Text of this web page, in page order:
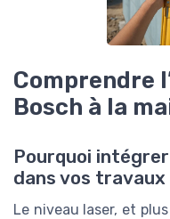
Comprendre
Bosch à la
Pourquoi
dans vos
Le niveau laser, et